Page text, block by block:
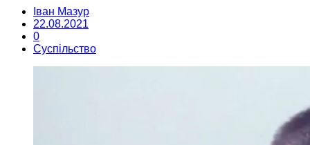
Іван Мазур
22.08.2021
0
Суспільство